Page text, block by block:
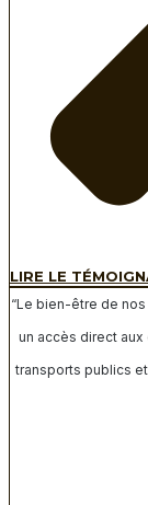
LIRE LE
“Le bien-être de
un accès direct
transports publics